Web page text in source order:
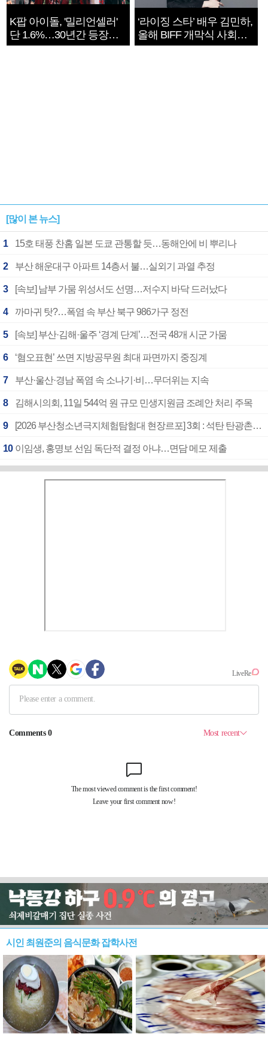
K팝 아이돌, '밀리언셀러'
단 1.6%…30년간 등장
1182개팀 전수조사
‘라이징 스타’ 배우 김민하,
올해 BIFF 개막식 사회자
확정
[많이 본 뉴스]
1 15호 태풍 찬홈 일본 도쿄 관통할 듯…동해안에 비 뿌리나
2 부산 해운대구 아파트 14층서 불…실외기 과열 추정
3 [속보] 남부 가뭄 위성서도 선명…저수지 바닥 드러났다
4 까마귀 탓?…폭염 속 부산 북구 986가구 정전
5 [속보] 부산·김해·울주 ‘경계 단계’…전국 48개 시군 가뭄
6 ‘혐오표현’ 쓰면 지방공무원 최대 파면까지 중징계
7 부산·울산·경남 폭염 속 소나기·비…무더위는 지속
8 김해시의회, 11일 544억 원 규모 민생지원금 조례안 처리 주목
9 [2026 부산청소년극지체험탐험대 현장르포] 3회 : 석탄 탄광촌에서 북극 연구의 중심지로
10 이임생, 홍명보 선임 독단적 결정 아냐…면담 메모 제출
시인 최원준의 음식문화 잡학사전